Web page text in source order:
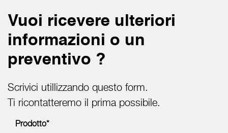
Vuoi ricevere ulteriori
informazioni o un
preventivo ?
Scrivici utillizzando questo form.
Ti ricontatteremo il prima possibile.
Prodotto*